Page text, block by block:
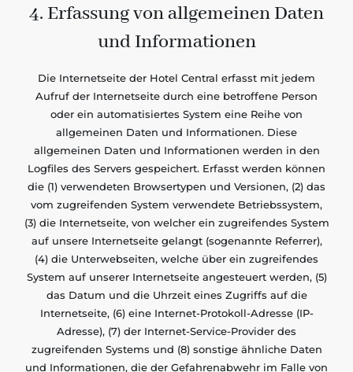
4. Erfassung von allgemeinen Daten
und Informationen
Die Internetseite der Hotel Central erfasst mit jedem
Aufruf der Internetseite durch eine betroffene Person
oder ein automatisiertes System eine Reihe von
allgemeinen Daten und Informationen. Diese
allgemeinen Daten und Informationen werden in den
Logfiles des Servers gespeichert. Erfasst werden können
die (1) verwendeten Browsertypen und Versionen, (2) das
vom zugreifenden System verwendete Betriebssystem,
(3) die Internetseite, von welcher ein zugreifendes System
auf unsere Internetseite gelangt (sogenannte Referrer),
(4) die Unterwebseiten, welche über ein zugreifendes
System auf unserer Internetseite angesteuert werden, (5)
das Datum und die Uhrzeit eines Zugriffs auf die
Internetseite, (6) eine Internet-Protokoll-Adresse (IP-
Adresse), (7) der Internet-Service-Provider des
zugreifenden Systems und (8) sonstige ähnliche Daten
und Informationen, die der Gefahrenabwehr im Falle von